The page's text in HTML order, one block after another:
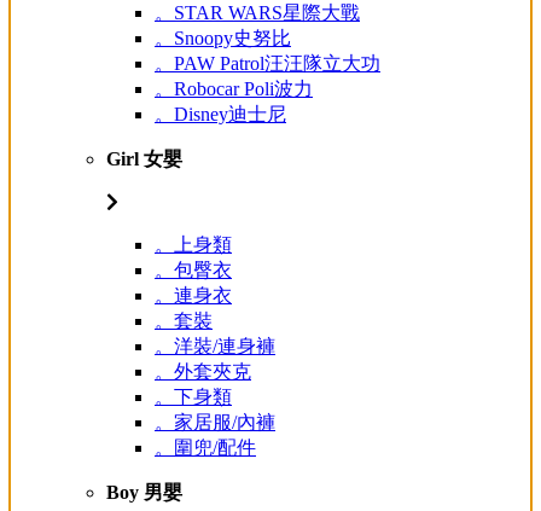
。STAR WARS星際大戰
。Snoopy史努比
。PAW Patrol汪汪隊立大功
。Robocar Poli波力
。Disney迪士尼
Girl 女嬰
。上身類
。包臀衣
。連身衣
。套裝
。洋裝/連身褲
。外套夾克
。下身類
。家居服/內褲
。圍兜/配件
Boy 男嬰